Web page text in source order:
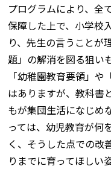
プログラムにより、全
保障した上で、小学校
り、先生の言うことが
題」の解消を図る狙い
「幼稚園教育要領」
はありますが、教科書
もが集団生活になじめ
っては、幼児教育が何
く、そうした点での改
りまでに育ってほしい